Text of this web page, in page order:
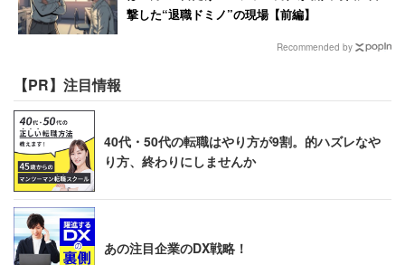
撃した“退職ドミノ”の現場【前編】
Recommended by
【PR】注目情報
40代・50代の転職はやり方が9割。的ハズレなや
り方、終わりにしませんか
あの注目企業のDX戦略！